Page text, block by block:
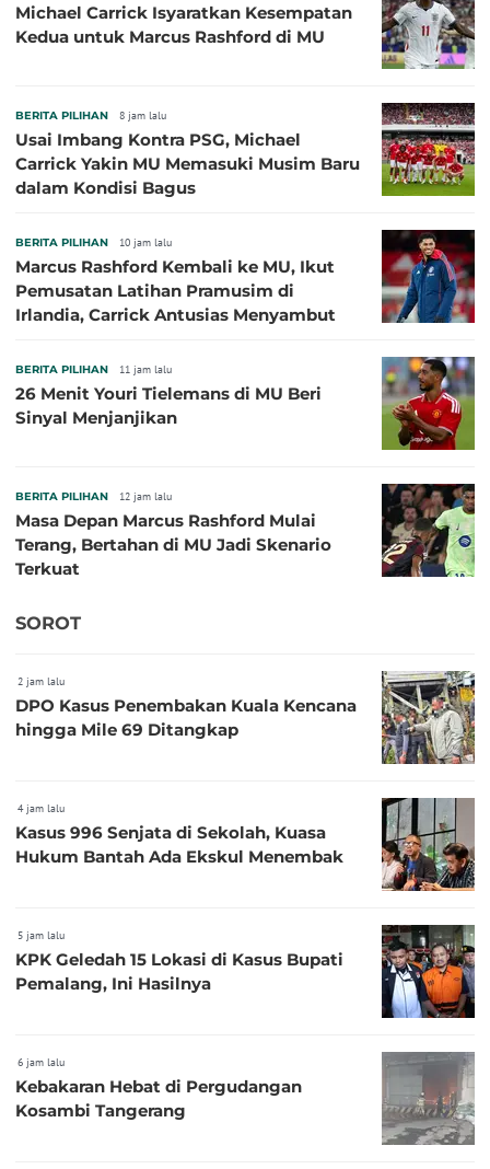
Michael Carrick Isyaratkan Kesempatan
Kedua untuk Marcus Rashford di MU
BERITA PILIHAN 8 jam lalu
Usai Imbang Kontra PSG, Michael
Carrick Yakin MU Memasuki Musim Baru
dalam Kondisi Bagus
BERITA PILIHAN 10 jam lalu
Marcus Rashford Kembali ke MU, Ikut
Pemusatan Latihan Pramusim di
Irlandia, Carrick Antusias Menyambut
BERITA PILIHAN 11 jam lalu
26 Menit Youri Tielemans di MU Beri
Sinyal Menjanjikan
BERITA PILIHAN 12 jam lalu
Masa Depan Marcus Rashford Mulai
Terang, Bertahan di MU Jadi Skenario
Terkuat
SOROT
2 jam lalu
DPO Kasus Penembakan Kuala Kencana
hingga Mile 69 Ditangkap
4 jam lalu
Kasus 996 Senjata di Sekolah, Kuasa
Hukum Bantah Ada Ekskul Menembak
5 jam lalu
KPK Geledah 15 Lokasi di Kasus Bupati
Pemalang, Ini Hasilnya
6 jam lalu
Kebakaran Hebat di Pergudangan
Kosambi Tangerang